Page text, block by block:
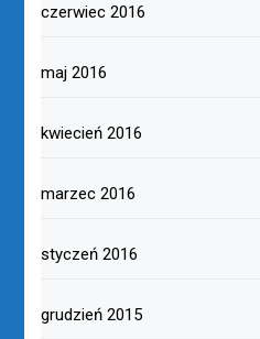
czerwiec 2016
maj 2016
kwiecień 2016
marzec 2016
styczeń 2016
grudzień 2015